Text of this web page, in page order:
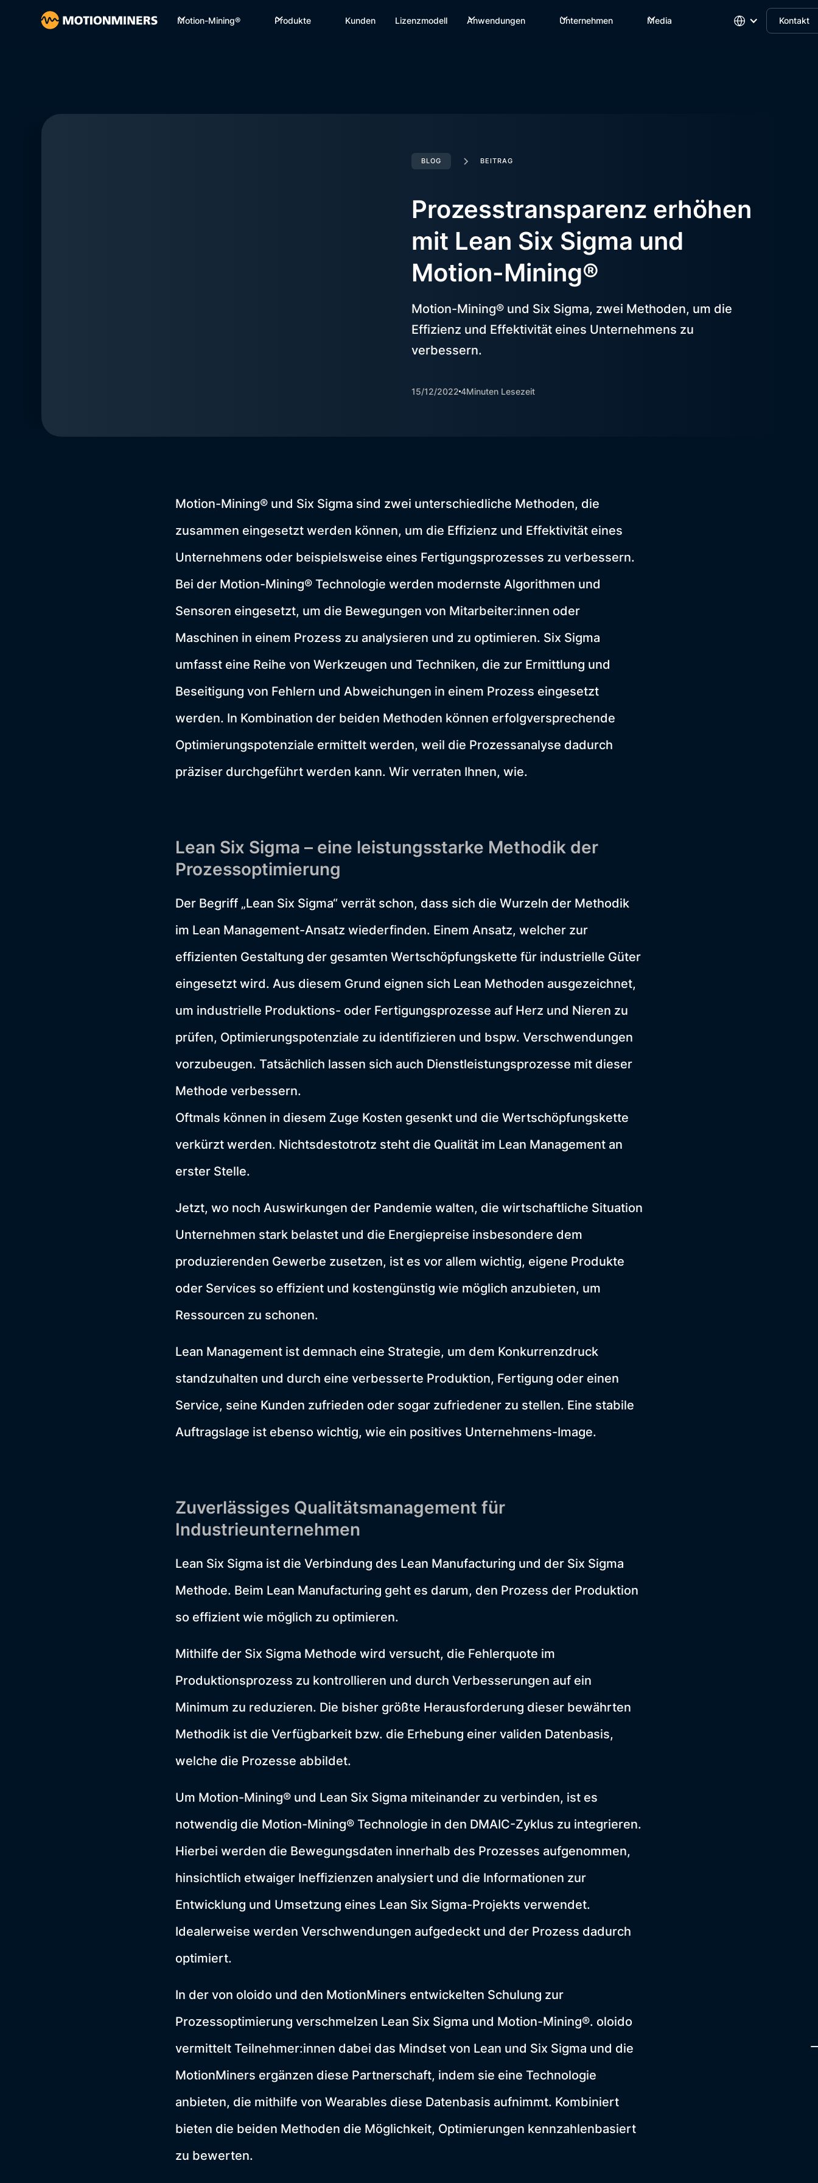
Motion-Mining® Produkte Kunden Lizenzmodell Anwendungen Unternehmen Media Kontakt
BLOG BEITRAG
Prozesstransparenz erhöhen
mit Lean Six Sigma und
Motion-Mining®
Motion-Mining® und Six Sigma, zwei Methoden, um die
Effizienz und Effektivität eines Unternehmens zu
verbessern.
15/12/2022 4Minuten Lesezeit
Motion-Mining® und Six Sigma sind zwei unterschiedliche Methoden, die
zusammen eingesetzt werden können, um die Effizienz und Effektivität eines
Unternehmens oder beispielsweise eines Fertigungsprozesses zu verbessern.
Bei der Motion-Mining® Technologie werden modernste Algorithmen und
Sensoren eingesetzt, um die Bewegungen von Mitarbeiter:innen oder
Maschinen in einem Prozess zu analysieren und zu optimieren. Six Sigma
umfasst eine Reihe von Werkzeugen und Techniken, die zur Ermittlung und
Beseitigung von Fehlern und Abweichungen in einem Prozess eingesetzt
werden. In Kombination der beiden Methoden können erfolgversprechende
Optimierungspotenziale ermittelt werden, weil die Prozessanalyse dadurch
präziser durchgeführt werden kann. Wir verraten Ihnen, wie.
Lean Six Sigma – eine leistungsstarke Methodik der
Prozessoptimierung
Der Begriff „Lean Six Sigma“ verrät schon, dass sich die Wurzeln der Methodik
im Lean Management-Ansatz wiederfinden. Einem Ansatz, welcher zur
effizienten Gestaltung der gesamten Wertschöpfungskette für industrielle Güter
eingesetzt wird. Aus diesem Grund eignen sich Lean Methoden ausgezeichnet,
um industrielle Produktions- oder Fertigungsprozesse auf Herz und Nieren zu
prüfen, Optimierungspotenziale zu identifizieren und bspw. Verschwendungen
vorzubeugen. Tatsächlich lassen sich auch Dienstleistungsprozesse mit dieser
Methode verbessern.
Oftmals können in diesem Zuge Kosten gesenkt und die Wertschöpfungskette
verkürzt werden. Nichtsdestotrotz steht die Qualität im Lean Management an
erster Stelle.
Jetzt, wo noch Auswirkungen der Pandemie walten, die wirtschaftliche Situation
Unternehmen stark belastet und die Energiepreise insbesondere dem
produzierenden Gewerbe zusetzen, ist es vor allem wichtig, eigene Produkte
oder Services so effizient und kostengünstig wie möglich anzubieten, um
Ressourcen zu schonen.
Lean Management ist demnach eine Strategie, um dem Konkurrenzdruck
standzuhalten und durch eine verbesserte Produktion, Fertigung oder einen
Service, seine Kunden zufrieden oder sogar zufriedener zu stellen. Eine stabile
Auftragslage ist ebenso wichtig, wie ein positives Unternehmens-Image.
Zuverlässiges Qualitätsmanagement für
Industrieunternehmen
Lean Six Sigma ist die Verbindung des Lean Manufacturing und der Six Sigma
Methode. Beim Lean Manufacturing geht es darum, den Prozess der Produktion
so effizient wie möglich zu optimieren.
Mithilfe der Six Sigma Methode wird versucht, die Fehlerquote im
Produktionsprozess zu kontrollieren und durch Verbesserungen auf ein
Minimum zu reduzieren. Die bisher größte Herausforderung dieser bewährten
Methodik ist die Verfügbarkeit bzw. die Erhebung einer validen Datenbasis,
welche die Prozesse abbildet.
Um Motion-Mining® und Lean Six Sigma miteinander zu verbinden, ist es
notwendig die Motion-Mining® Technologie in den DMAIC-Zyklus zu integrieren.
Hierbei werden die Bewegungsdaten innerhalb des Prozesses aufgenommen,
hinsichtlich etwaiger Ineffizienzen analysiert und die Informationen zur
Entwicklung und Umsetzung eines Lean Six Sigma-Projekts verwendet.
Idealerweise werden Verschwendungen aufgedeckt und der Prozess dadurch
optimiert.
In der von oloido und den MotionMiners entwickelten Schulung zur
Prozessoptimierung verschmelzen Lean Six Sigma und Motion-Mining®. oloido
vermittelt Teilnehmer:innen dabei das Mindset von Lean und Six Sigma und die
MotionMiners ergänzen diese Partnerschaft, indem sie eine Technologie
anbieten, die mithilfe von Wearables diese Datenbasis aufnimmt. Kombiniert
bieten die beiden Methoden die Möglichkeit, Optimierungen kennzahlenbasiert
zu bewerten.